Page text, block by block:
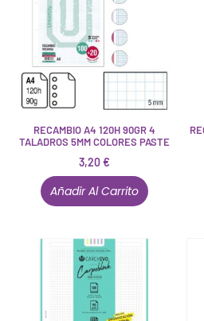
RECAMBIO A4 120H 90GR 4
TALADROS 5MM COLORES PASTE
3,20€
Añadir Al Carrito